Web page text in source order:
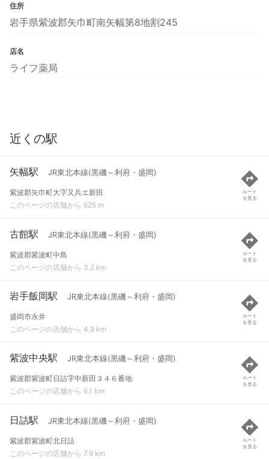
住所
岩手県紫波郡矢巾町南矢幅第8地割245
店名
ライフ薬局
近くの駅
矢幅駅 JR東北本線(黒磯～利府・盛岡)
紫波郡矢巾町大字又兵エ新田
このページの店舗から 625 m
ルート
を見る
古館駅 JR東北本線(黒磯～利府・盛岡)
紫波郡紫波町中島
このページの店舗から 3.2 km
ルート
を見る
岩手飯岡駅 JR東北本線(黒磯～利府・盛岡)
盛岡市永井
このページの店舗から 4.9 km
ルート
を見る
紫波中央駅 JR東北本線(黒磯～利府・盛岡)
紫波郡紫波町日詰字中新田３４６番地
このページの店舗から 6.1 km
ルート
を見る
日詰駅 JR東北本線(黒磯～利府・盛岡)
紫波郡紫波町北日詰
このページの店舗から 7.9 km
ルート
を見る